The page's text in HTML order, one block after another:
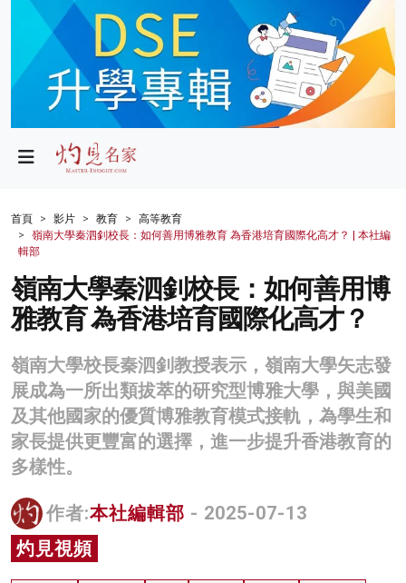
政局
財經
生活
健康
商業
科技
影片
名家榜
灼見活動
關於我們
首頁 影片 教育
高等教育
嶺南大學秦泗釗校長：如何善用博雅教育 為香港培育國際化高才？ | 本社編
輯部
嶺南大學秦泗釗校長：如何善用博
雅教育 為香港培育國際化高才？
嶺南大學校長秦泗釗教授表示，嶺南大學矢志發
展成為一所出類拔萃的研究型博雅大學，與美國
及其他國家的優質博雅教育模式接軌，為學生和
家長提供更豐富的選擇，進一步提升香港教育的
多樣性。
作者:本社編輯部 - 2025-07-13
灼見視頻